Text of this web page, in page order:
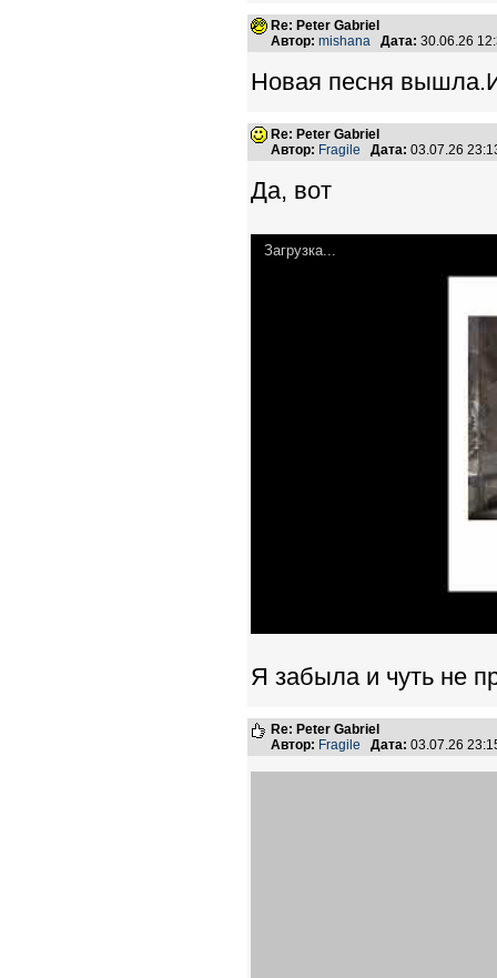
Re: Peter Gabriel
Автор: mishana Дата: 30.06.26
Новая песня
Re: Peter Gabriel
Автор: Fragile Дата: 03.07.26
Да, вот
Загрузка...
Я забыла и чуть не
Re: Peter Gabriel
Автор: Fragile Дата: 03.07.26